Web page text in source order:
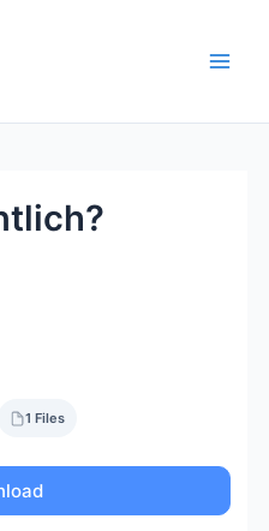
1 Files